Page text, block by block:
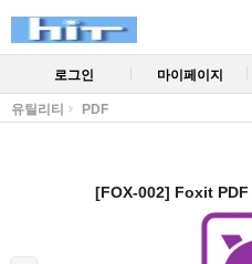
로그인 마이페이지
유틸리티 PDF
[FOX-002] Foxit